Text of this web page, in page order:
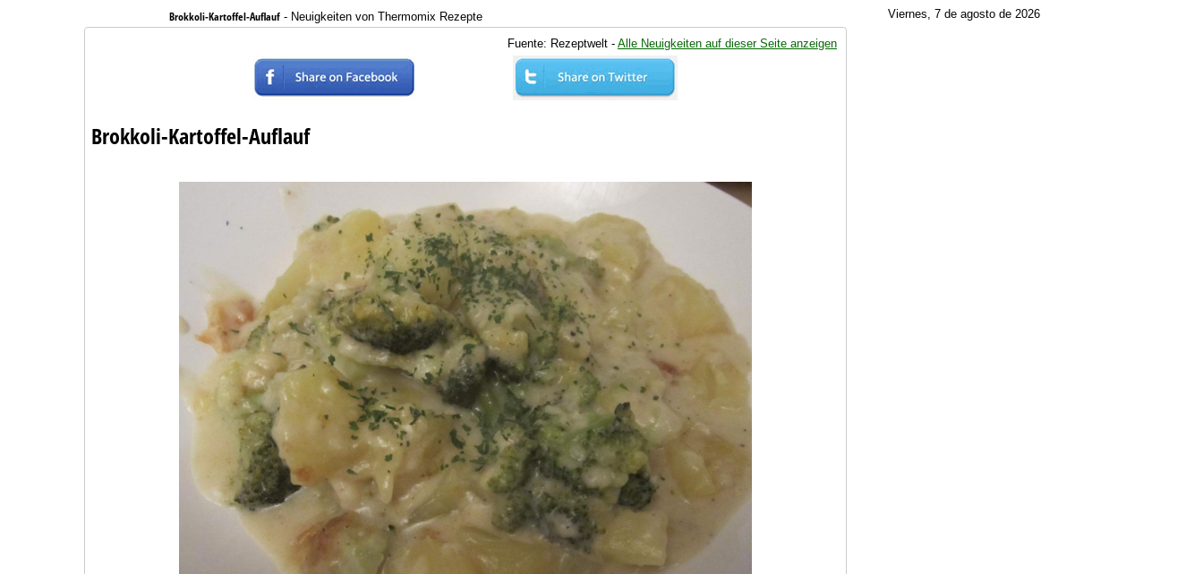
Brokkoli-Kartoffel-Auflauf - Neuigkeiten von Thermomix Rezepte Viernes, 7 de agosto de 2026
Fuente: Rezeptwelt - Alle Neuigkeiten auf dieser Seite anzeigen
Brokkoli-Kartoffel-Auflauf